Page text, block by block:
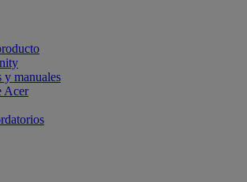
y manuales
Acer